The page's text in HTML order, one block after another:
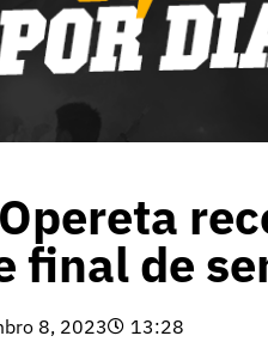
final de
8, 2023 13:28